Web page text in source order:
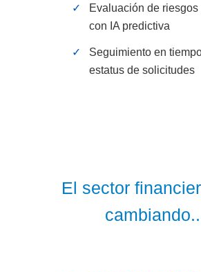
✓
Evaluación de riesgos
con IA predictiva
✓
Seguimiento en
estatus de solicitudes
El sector